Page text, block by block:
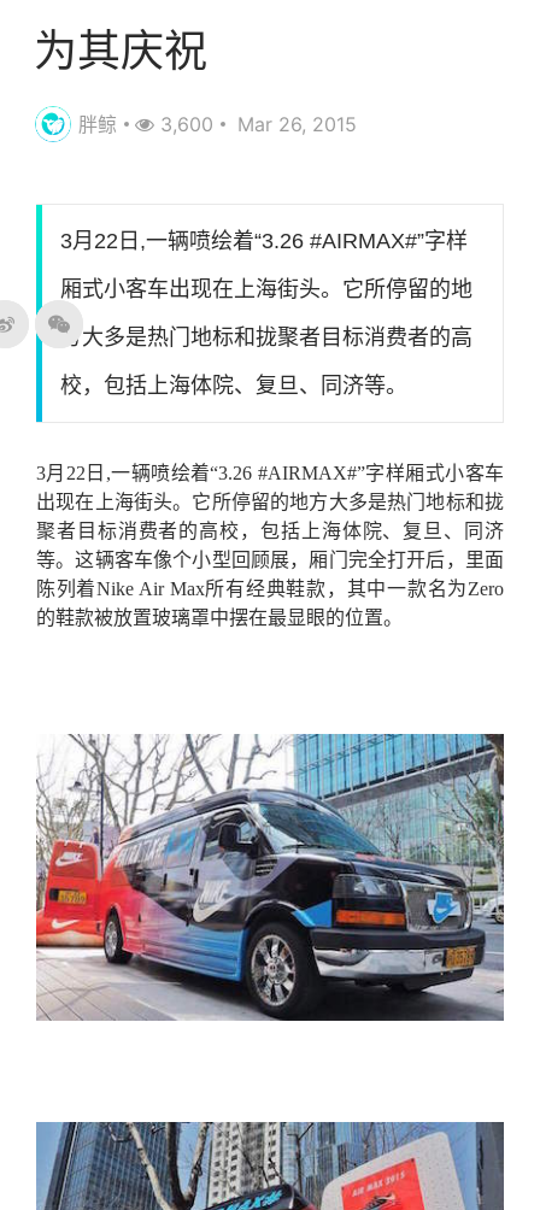
为其庆祝
胖鲸 3,600 Mar 26, 2015
3月22日,一辆喷绘着“3.26 #AIRMAX#”字样
厢式小客车出现在上海街头。它所停留的地
方大多是热门地标和拢聚者目标消费者的高
校，包括上海体院、复旦、同济等。
3月22日,一辆喷绘着“3.26 #AIRMAX#”字样厢式小客车
出现在上海街头。它所停留的地方大多是热门地标和拢
聚者目标消费者的高校，包括上海体院、复旦、同济
等。这辆客车像个小型回顾展，厢门完全打开后，里面
陈列着Nike Air Max所有经典鞋款，其中一款名为Zero
的鞋款被放置玻璃罩中摆在最显眼的位置。